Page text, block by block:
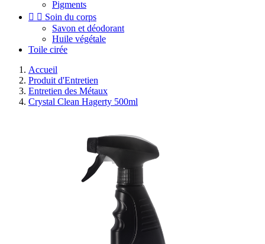
Pigments
  Soin du corps
Savon et déodorant
Huile végétale
Toile cirée
Accueil
Produit d'Entretien
Entretien des Métaux
Crystal Clean Hagerty 500ml